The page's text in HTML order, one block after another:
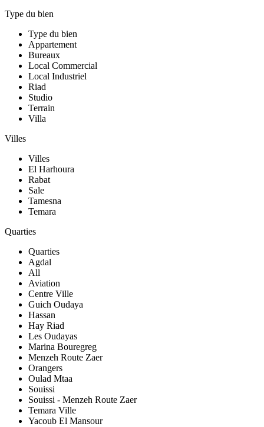
Type du bien
Type du bien
Appartement
Bureaux
Local Commercial
Local Industriel
Riad
Studio
Terrain
Villa
Villes
Villes
El Harhoura
Rabat
Sale
Tamesna
Temara
Quarties
Quarties
Agdal
All
Aviation
Centre Ville
Guich Oudaya
Hassan
Hay Riad
Les Oudayas
Marina Bouregreg
Menzeh Route Zaer
Orangers
Oulad Mtaa
Souissi
Souissi - Menzeh Route Zaer
Temara Ville
Yacoub El Mansour